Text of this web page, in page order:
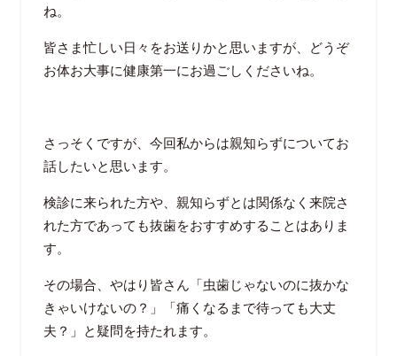
ね。
皆さま忙しい日々をお送りかと思いますが、どうぞ
お体お大事に健康第一にお過ごしくださいね。
さっそくですが、今回私からは親知らずについてお
話したいと思います。
検診に来られた方や、親知らずとは関係なく来院さ
れた方であっても抜歯をおすすめすることはありま
す。
その場合、やはり皆さん「虫歯じゃないのに抜かな
きゃいけないの？」「痛くなるまで待っても大丈
夫？」と疑問を持たれます。